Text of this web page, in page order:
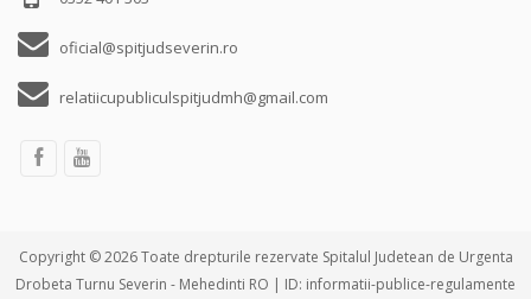
oficial@spitjudseverin.ro
relatiicupubliculspitjudmh@gmail.com
Copyright © 2026 Toate drepturile rezervate Spitalul Judetean de Urgenta
Drobeta Turnu Severin - Mehedinti RO | ID: informatii-publice-regulamente